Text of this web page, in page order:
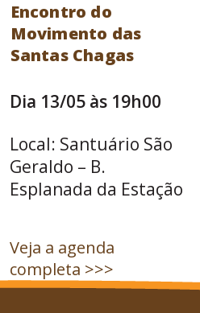
Encontro do
Movimento das
Santas Chagas
Dia 13/05 às 19h00
Local: Santuário São
Geraldo – B.
Esplanada da Estação
Veja a agenda
completa >>>